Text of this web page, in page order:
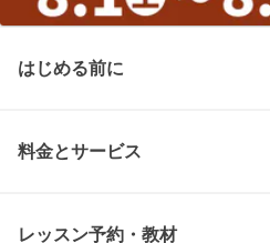
はじめる前に
料金とサービス
レッスン予約・教材